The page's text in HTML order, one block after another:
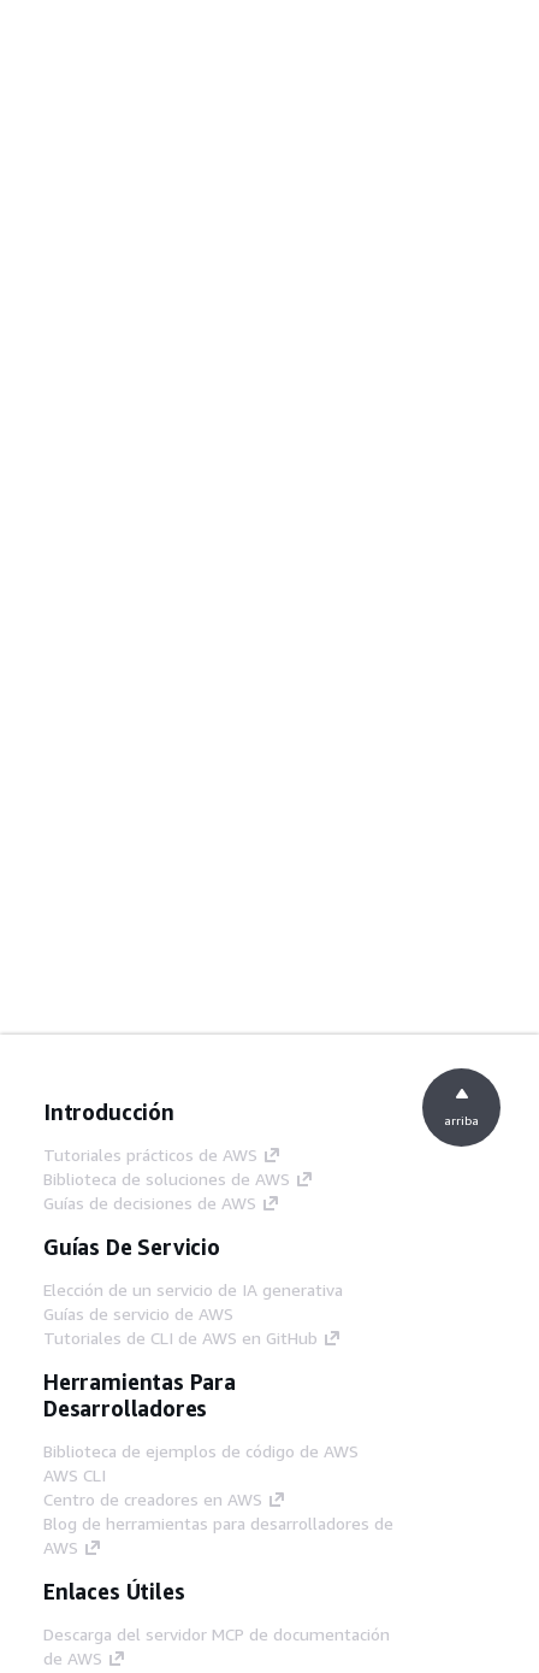
Introducción
Tutoriales prácticos de AWS
Biblioteca de soluciones de AWS
Guías de decisiones de AWS
Guías De Servicio
Elección de un servicio de IA generativa
Guías de servicio de AWS
Tutoriales de CLI de AWS en GitHub
Herramientas Para
Desarrolladores
Biblioteca de ejemplos de código de AWS
AWS CLI
Centro de creadores en AWS
Blog de herramientas para desarrolladores de
AWS
Enlaces Útiles
Descarga del servidor MCP de documentación
de AWS
arriba